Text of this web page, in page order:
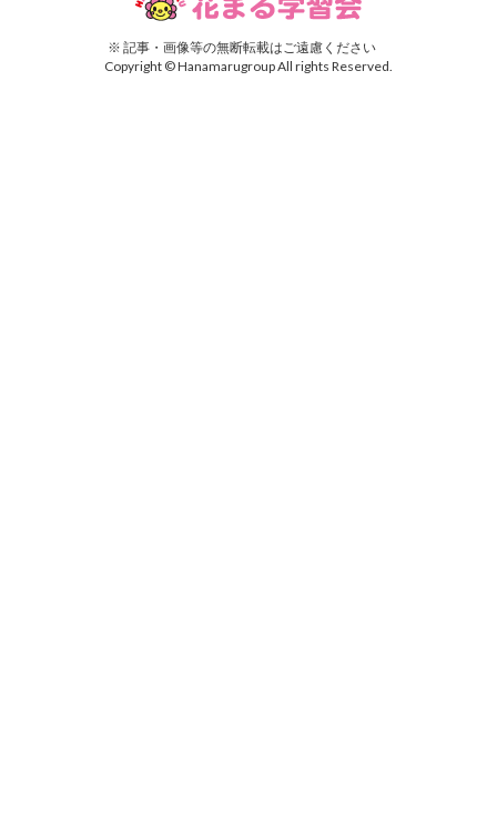
※ 記事・画像等の無断転載はご遠慮ください
Copyright © Hanamarugroup All rights Reserved.